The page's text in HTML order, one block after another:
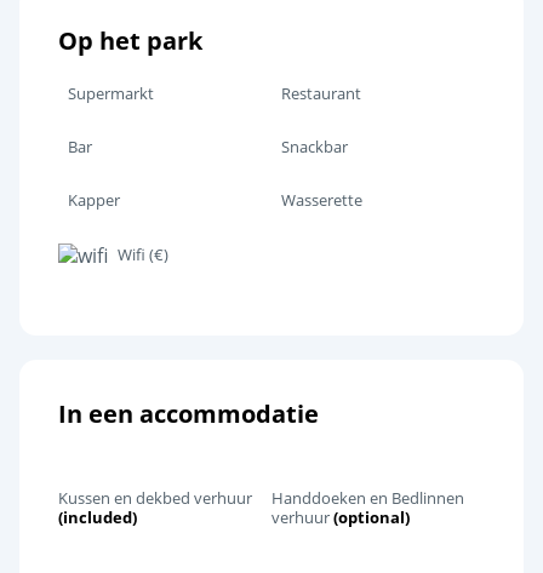
Op het park
Supermarkt Restaurant
Bar Snackbar
Kapper Wasserette
Wifi (€)
In een accommodatie
Kussen en dekbed verhuur
(included)
Handdoeken en Bedlinnen
verhuur(optional)